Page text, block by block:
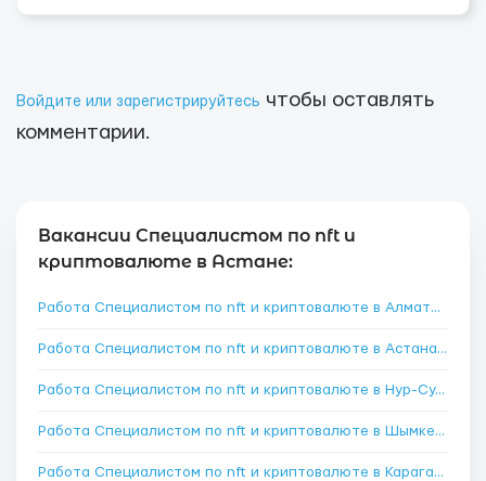
Войдите или зарегистрируйтесь чтобы оставлять
комментарии.
Вакансии Специалистом по nft и
криптовалюте в Астане:
Работа Специалистом по nft и криптовалюте в Алматы
Работа Специалистом по nft и криптовалюте в Астана
Работа Специалистом по nft и криптовалюте в Нур-Султан
Работа Специалистом по nft и криптовалюте в Шымкент
Работа Специалистом по nft и криптовалюте в Караганда